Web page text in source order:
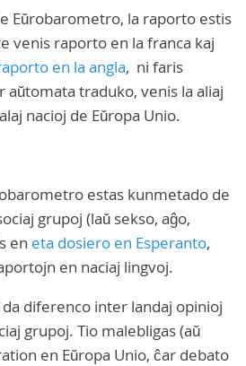
Eŭrobarometro, la raporto estis
venis raporto en la franca kaj
en la angla, ni faris
aŭtomata traduko, venis la aliaj
nacioj de Eŭropa Unio.
estas kunmetado de
grupoj (laŭ sekso, aĝo,
en eta dosiero en Esperanto,
en naciaj lingvoj.
diferenco inter landaj opinioj
grupoj. Tio malebligas (aŭ
en Eŭropa Unio, ĉar debato